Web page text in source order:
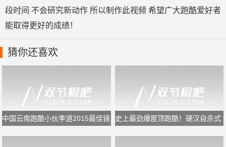
段时间 不会研究新动作 所以制作此视频 希望广大跑酷爱好者
能取得更好的成绩！
猜你还喜欢
中国云南跑酷小伙李道2015最佳镜
史上最劲爆屋顶跑酷！硬汉自杀式